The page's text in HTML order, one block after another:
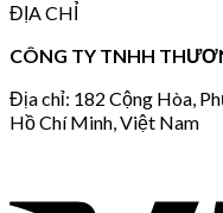
ĐỊA CHỈ
CÔNG TY TNHH
Địa chỉ: 182 Cộng Hòa,
Hồ Chí Minh, Việt Nam